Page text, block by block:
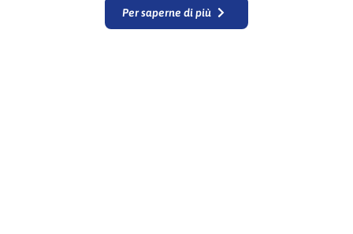
Per saperne di più